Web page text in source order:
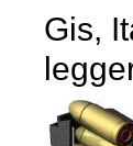
Gis,